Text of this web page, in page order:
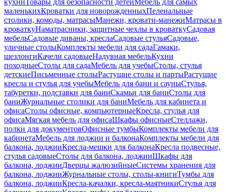
кухниТовары для безопасности детейМебель для самых
маленькихКроватки для новорожденныхПеленальные
столики, комоды, матрасыМанежи, кровати-манежиМатрасы в
кроваткуНаматрасники, защитные чехлы в кроваткуСадовая
мебельСадовые диваны, креслаСадовые стульяСадовые,
уличные столыКомплекты мебели для садаГамаки,
шезлонгиКачели садовыеНадувная мебельКухни
походныеСтолы для садаМебель для учебыСтолы, стулья
детскиеПисьменные столыРастущие столы и партыРастущие
кресла и стулья для учебыМебель для бани и сауныСтулья,
табуретки, подставки для баниСкамьи для баниСтолы для
баниЖурнальные столики для баниМебель для кабинета и
офисаСтолы офисные, компьютерныеКресла, стулья для
офисаМягкая мебель для офисаШкафы офисныеСтеллажи,
полки для документовОфисные тумбыКомплекты мебели для
кабинетаМебель для лоджии и балконаКомплекты мебели для
балкона, лоджииКресла-мешки для балконаКресла подвесные,
стулья садовыеСтолы для балкона, лоджииШкафы для
балкона, лоджииДверцы жалюзийныеСистемы хранения для
балкона, лоджииЖурнальные столы, столы-книгиТумбы для
балкона, лоджииКресла-качалки, кресла-маятникиСтулья для